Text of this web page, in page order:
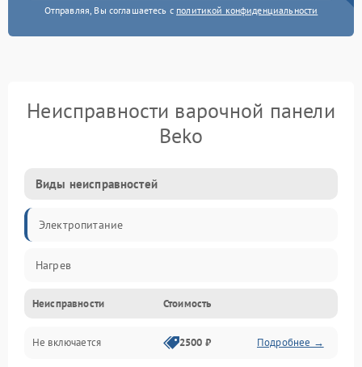
Отправляя, Вы соглашаетесь с политикой конфиденциальности
Неисправности варочной панели
Beko
Виды неисправностей
Электропитание
Нагрев
Неисправности Стоимость
Не включается 2500 ₽ Подробнее →